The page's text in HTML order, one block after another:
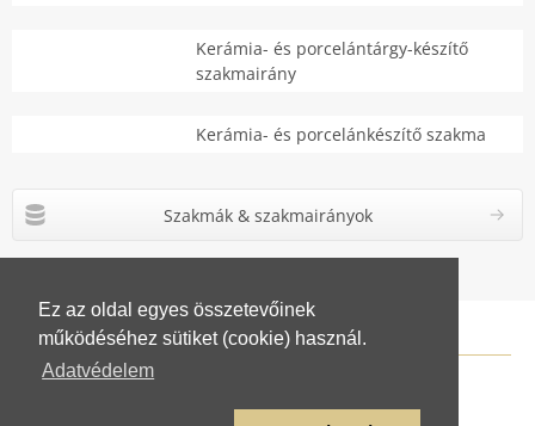
Ez az oldal egyes összetevőinek
működéséhez sütiket (cookie) használ.
Adatvédelem
Kerámia- és porcelántárgy-készítő
szakmairány
Kerámia- és porcelánkészítő szakma
Szakmák & szakmairányok